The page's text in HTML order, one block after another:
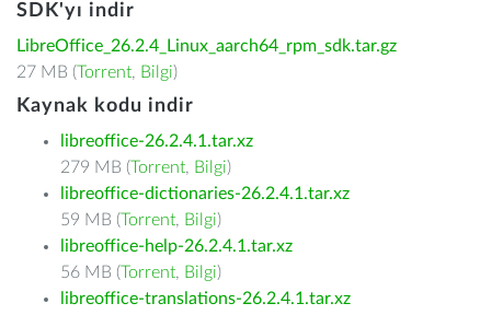
SDK'yı indir
LibreOffice_26.2.4_Linux_aarch64_rpm_sdk.tar.gz
27 MB (Torrent, Bilgi)
Kaynak kodu indir
libreoffice-26.2.4.1.tar.xz
279 MB (Torrent, Bilgi)
libreoffice-dictionaries-26.2.4.1.tar.xz
59 MB (Torrent, Bilgi)
libreoffice-help-26.2.4.1.tar.xz
56 MB (Torrent, Bilgi)
libreoffice-translations-26.2.4.1.tar.xz